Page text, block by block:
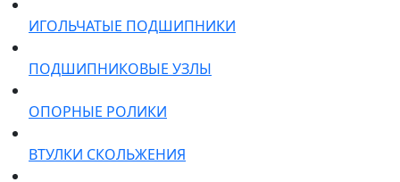
ИГОЛЬЧАТЫЕ ПОДШИПНИКИ
ПОДШИПНИКОВЫЕ УЗЛЫ
ОПОРНЫЕ РОЛИКИ
ВТУЛКИ СКОЛЬЖЕНИЯ